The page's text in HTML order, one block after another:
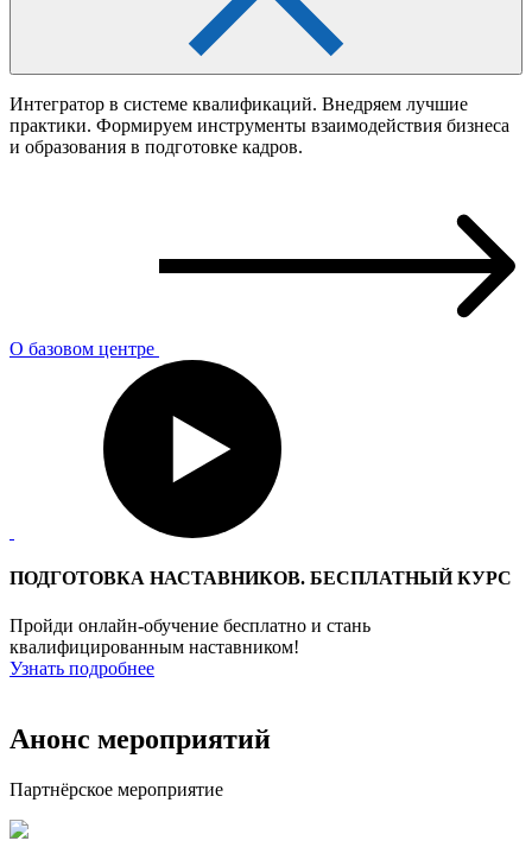
Интегратор в системе квалификаций. Внедряем лучшие
практики. Формируем инструменты взаимодействия бизнеса
и образования в подготовке кадров.
О базовом центре
ПОДГОТОВКА НАСТАВНИКОВ. БЕСПЛАТНЫЙ КУРС
Пройди онлайн-обучение бесплатно и стань
квалифицированным наставником!
Узнать подробнее
Анонс мероприятий
Партнёрское мероприятие